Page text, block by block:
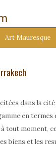
Art Mauresque
dans la
en
moment,
biens et les